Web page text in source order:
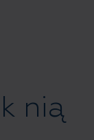
nią